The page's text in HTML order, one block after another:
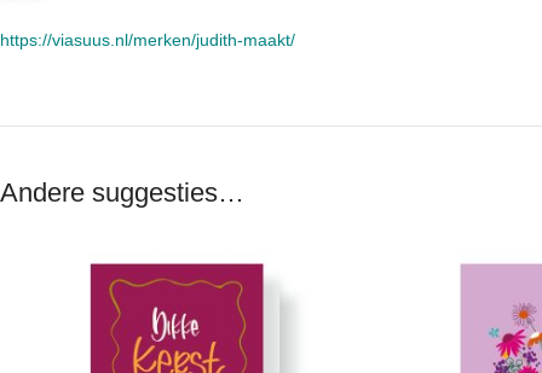
https://viasuus.nl/merken/judith-maakt/
Andere suggesties…